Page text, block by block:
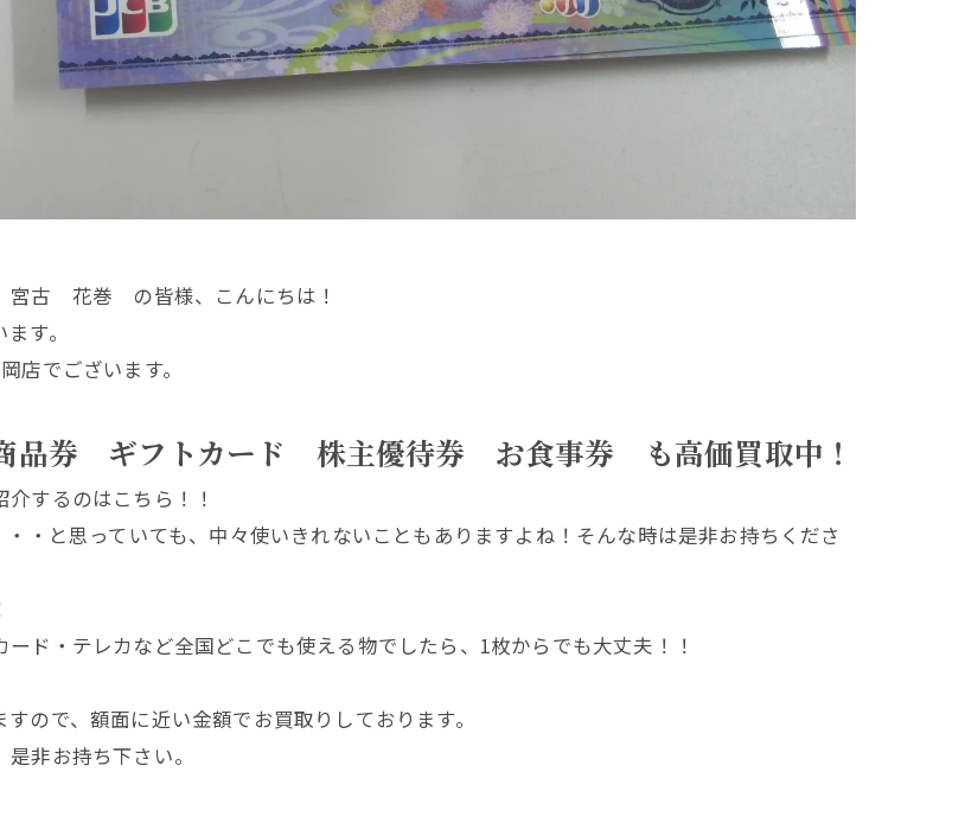
花巻 の皆様、こんにちは！
す。
でございます。
券 ギフトカード 株主優待券 お食事券 も高価買取中！
するのはこちら！！
・と思っていても、中々使いきれないこともありますよね！そんな時は是非お持ちくださ
ド・テレカなど全国どこでも使える物でしたら、1枚からでも大丈夫！！
ので、額面に近い金額でお買取りしております。
非お持ち下さい。